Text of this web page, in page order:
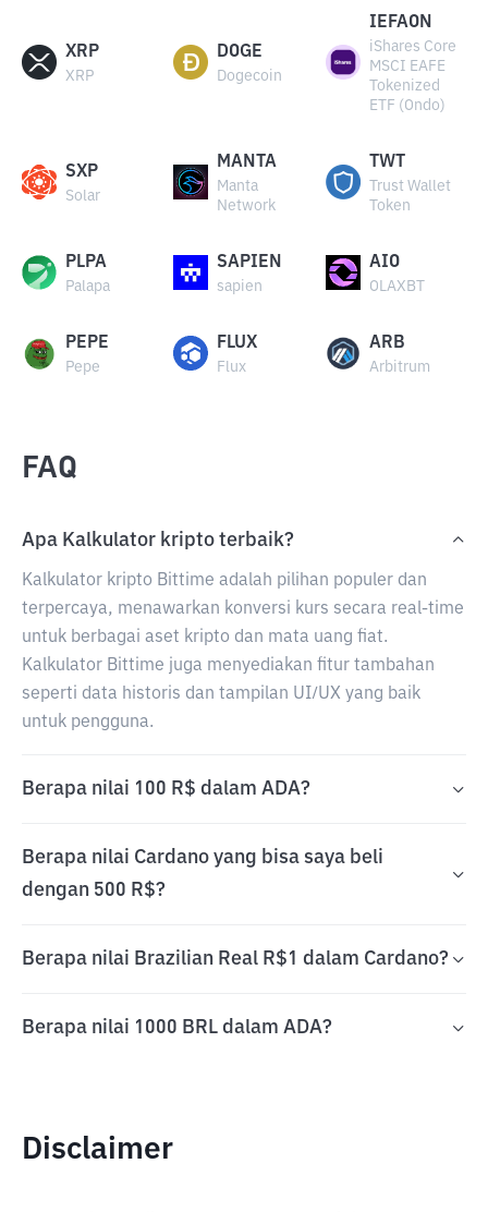
XRP
XRP
DOGE
Dogecoin
IEFAON
iShares Core
MSCI EAFE
Tokenized
ETF (Ondo)
SXP
Solar
MANTA
Manta
Network
TWT
Trust Wallet
Token
PLPA
Palapa
SAPIEN
sapien
AIO
OLAXBT
PEPE
Pepe
FLUX
Flux
ARB
Arbitrum
FAQ
Apa Kalkulator kripto terbaik?
Kalkulator kripto Bittime adalah pilihan populer dan
terpercaya, menawarkan konversi kurs secara real-time
untuk berbagai aset kripto dan mata uang fiat.
Kalkulator Bittime juga menyediakan fitur tambahan
seperti data historis dan tampilan UI/UX yang baik
untuk pengguna.
Berapa nilai 100 R$ dalam ADA?
Berapa nilai Cardano yang bisa saya beli
dengan 500 R$?
Berapa nilai Brazilian Real R$1 dalam Cardano?
Berapa nilai 1000 BRL dalam ADA?
Disclaimer